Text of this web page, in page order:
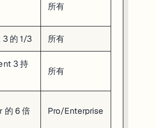
码。
所有
的 1/3 所有
3 持
所有
的 6 倍 Pro/Enterprise